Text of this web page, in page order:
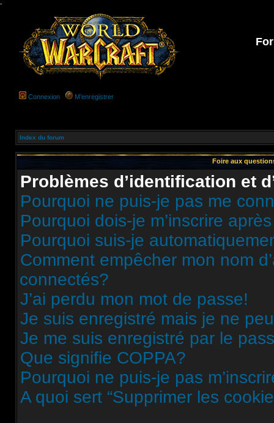
-
Connexion M’enregistrer
Index du forum
Foire aux
Problèmes d’identification et
Pourquoi ne puis-je pas me
Pourquoi dois-je m’inscrire
Pourquoi suis-je
Comment empêcher mon nom
connectés?
J’ai perdu mon mot de passe!
Je suis enregistré mais je ne
Je me suis enregistré par le
Que signifie COPPA?
Pourquoi ne puis-je pas
A quoi sert “Supprimer les